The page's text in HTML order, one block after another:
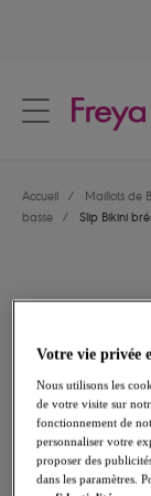
Votre pays
Langue
Accueil / Maillots de
basse
/ Slip Bikini
Partager
Votre vie privée
Nous utilisons les
de votre visite sur
fonctionnement de
personnaliser votre
proposer des
dans les paramètres.